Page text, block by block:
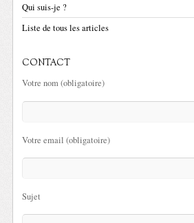
Qui suis-je ?
Liste de tous les articles
CONTACT
Votre nom (obligatoire)
Votre email (obligatoire)
Sujet